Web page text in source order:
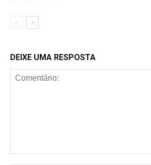
DEIXE UMA RESPOSTA